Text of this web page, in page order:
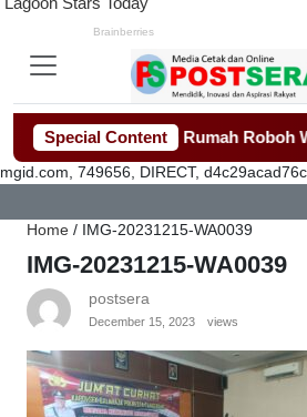
Special Content
Cepat Bangun Rumah Roboh Warga
mgid.com, 749656, DIRECT,
Home / IMG-20231215-WA0039
IMG-20231215-WA0039
postsera
December 15, 2023 views